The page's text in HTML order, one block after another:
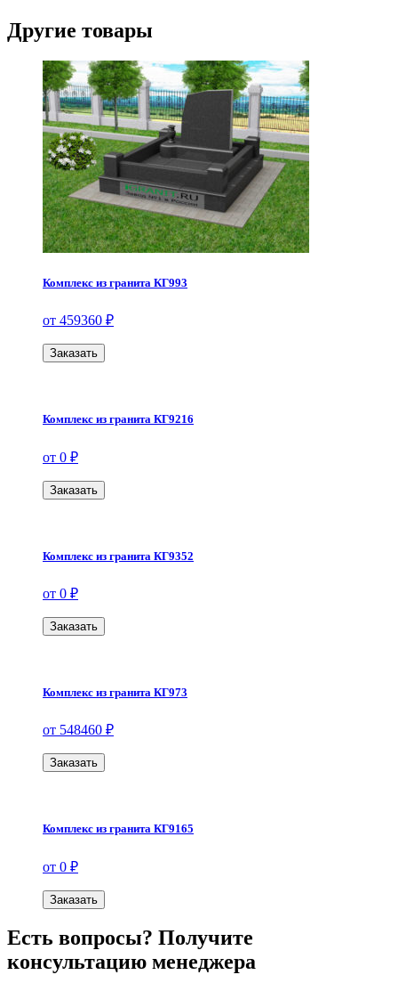
Другие товары
Комплекс из гранита КГ993
от 459360 ₽
Заказать
Комплекс из гранита КГ9216
от 0 ₽
Заказать
Комплекс из гранита КГ9352
от 0 ₽
Заказать
Комплекс из гранита КГ973
от 548460 ₽
Заказать
Комплекс из гранита КГ9165
от 0 ₽
Заказать
Есть вопросы? Получите
консультацию менеджера